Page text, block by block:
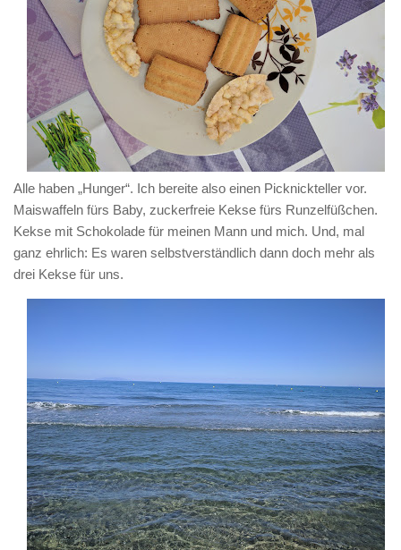
Alle haben „Hunger“. Ich bereite also einen Picknickteller vor.
Maiswaffeln fürs Baby, zuckerfreie Kekse fürs Runzelfüßchen.
Kekse mit Schokolade für meinen Mann und mich. Und, mal
ganz ehrlich: Es waren selbstverständlich dann doch mehr als
drei Kekse für uns.